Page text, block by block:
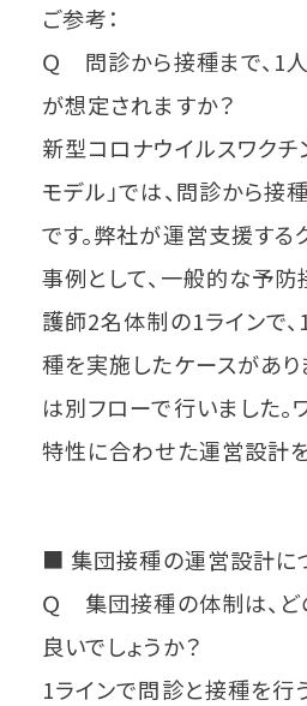
ご参考：
Ｑ 問診から接種まで、1
が想定されますか？
新型コロナウイルスワク
モデル」では、問診から接
です。弊社が運営支援する
事例として、一般的な予防
護師2名体制の1ラインで
種を実施したケースがあり
は別フローで行いました。
特性に合わせた運営設計を
■ 集団接種の運営設計に
Ｑ 集団接種の体制は、ど
良いでしょうか？
1ラインで問診と接種を行